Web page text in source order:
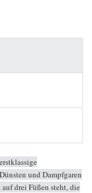
und Dampfgaren
drei Füßen steht, die